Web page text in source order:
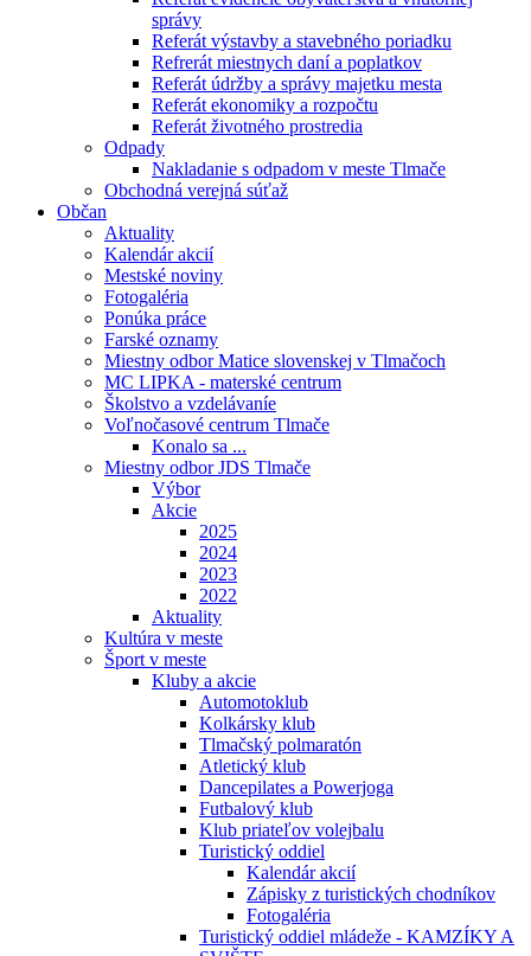
správy
Referát výstavby a stavebného poriadku
Refrerát miestnych daní a poplatkov
Referát údržby a správy majetku mesta
Referát ekonomiky a rozpočtu
Referát životného prostredia
Odpady
Nakladanie s odpadom v meste Tlmače
Obchodná verejná súťaž
Občan
Aktuality
Kalendár akcií
Mestské noviny
Fotogaléria
Ponúka práce
Farské oznamy
Miestny odbor Matice slovenskej v Tlmačoch
MC LIPKA - materské centrum
Školstvo a vzdelávaníe
Voľnočasové centrum Tlmače
Konalo sa ...
Miestny odbor JDS Tlmače
Výbor
Akcie
2025
2024
2023
2022
Aktuality
Kultúra v meste
Šport v meste
Kluby a akcie
Automotoklub
Kolkársky klub
Tlmačský polmaratón
Atletický klub
Dancepilates a Powerjoga
Futbalový klub
Klub priateľov volejbalu
Turistický oddiel
Kalendár akcií
Zápisky z turistických chodníkov
Fotogaléria
Turistický oddiel mládeže - KAMZÍKY A